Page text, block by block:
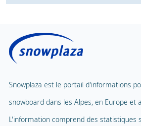
Snowplaza est le portail d'informations
snowboard dans les Alpes, en Europe et
L'information comprend des statistiques